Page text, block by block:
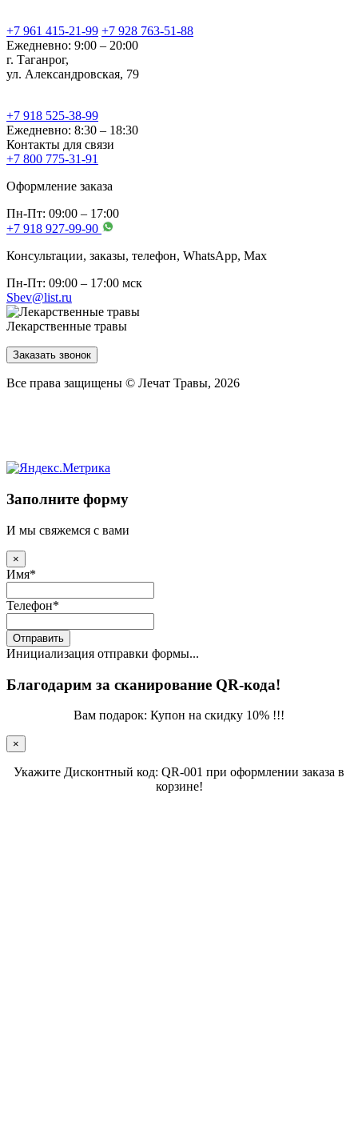
+7 961 415-21-99 +7 928 763-51-88
Ежедневно: 9:00 – 20:00
г. Таганрог,
ул. Александровская, 79
+7 918 525-38-99
Ежедневно: 8:30 – 18:30
Контакты для связи
+7 800 775-31-91
Оформление заказа
Пн-Пт: 09:00 – 17:00
+7 918 927-99-90
Консультации, заказы, телефон, WhatsApp, Мах
Пн-Пт: 09:00 – 17:00 мск
Sbev@list.ru
Лекарственные травы
Заказать звонок
Все права защищены © Лечат Травы, 2026
Заполните форму
И мы свяжемся с вами
×
Имя*
Телефон*
Отправить
Инициализация отправки формы...
Благодарим за сканирование QR-кода!
Вам подарок: Купон на скидку 10% !!!
×
Укажите Дисконтный код: QR-001 при оформлении заказа в
корзине!